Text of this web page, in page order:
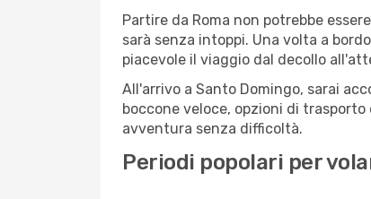
Partire da Roma non potrebbe
sarà senza intoppi. Una volta a
piacevole il viaggio dal decollo
All'arrivo a Santo Domingo, sarai
boccone veloce, opzioni di
avventura senza difficoltà.
Periodi popolari per